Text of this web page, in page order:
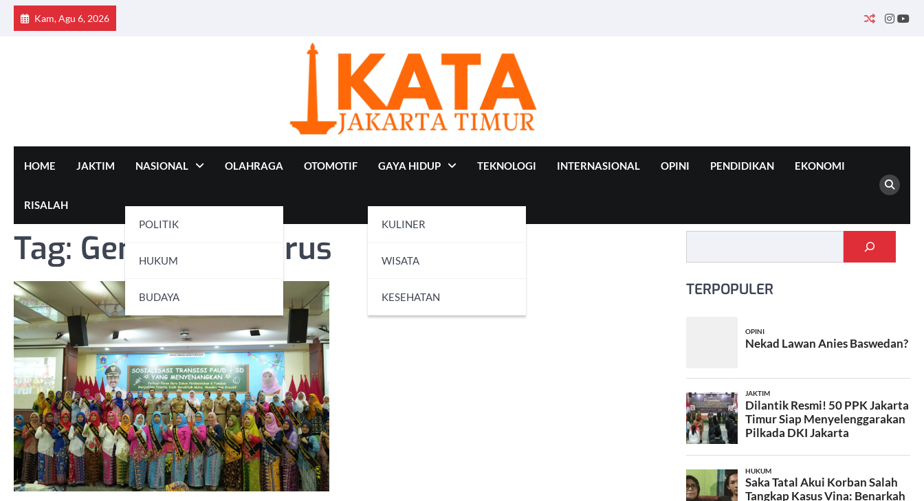
Skip
Kam, Agu 6, 2026
HOME JAKTIM NASIONAL
POLITIK
HUKUM
BUDAYA
OLAHRAGA OTOMOTIF GAYA HIDUP
KULINER
WISATA
KESEHATAN
TEKNOLOGI INTERNASIONAL OPINI PENDIDIKAN EKONOMI
RISALAH
Tag: Generasi Penerus
TERPOPULER